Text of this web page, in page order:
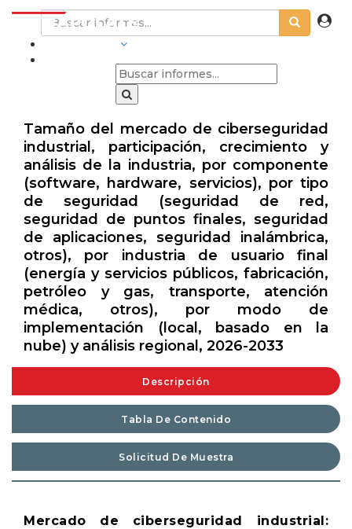
Tamaño del mercado de ciberseguridad
industrial, participación, crecimiento y
análisis de la industria, por componente
(software, hardware, servicios), por tipo
de seguridad (seguridad de red,
seguridad de puntos finales, seguridad
de aplicaciones, seguridad inalámbrica,
otros), por industria de usuario final
(energía y servicios públicos, fabricación,
petróleo y gas, transporte, atención
médica, otros), por modo de
implementación (local, basado en la
nube) y análisis regional, 2026-2033
Descripción
Tabla De Contenido
Solicitud De Muestra
Mercado de ciberseguridad industrial: